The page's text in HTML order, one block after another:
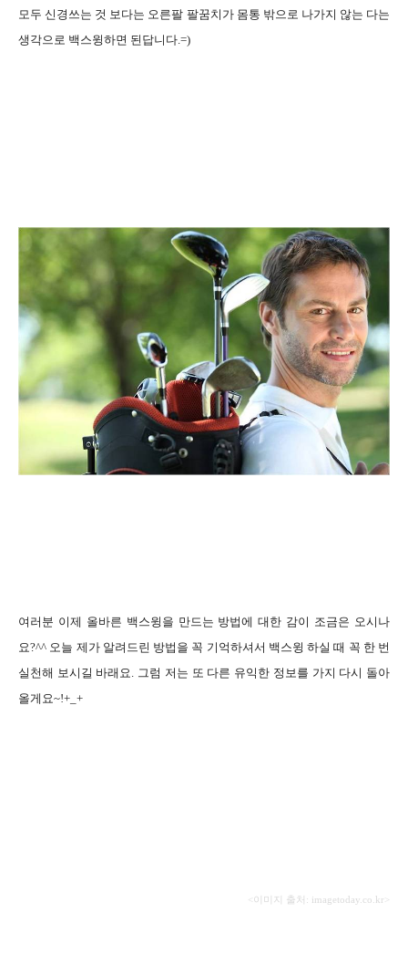
모두 신경쓰는 것 보다는 오른팔 팔꿈치가 몸통 밖으로 나가지 않는 다는
생각으로 백스윙하면 된답니다 .=)
여러분 이제 올바른 백스윙을 만드는 방법에 대한 감이 조금은 오시나
요?^^ 오늘 제가 알려드린 방법을 꼭 기억하셔서 백스윙 하실 때 꼭 한 번
실천해 보시길 바래요
그럼 저는 또 다른 유익한 정보를 가지 다시 돌아
올게요~!+_+
< 이미지 출처 : imagetoday.co.kr>